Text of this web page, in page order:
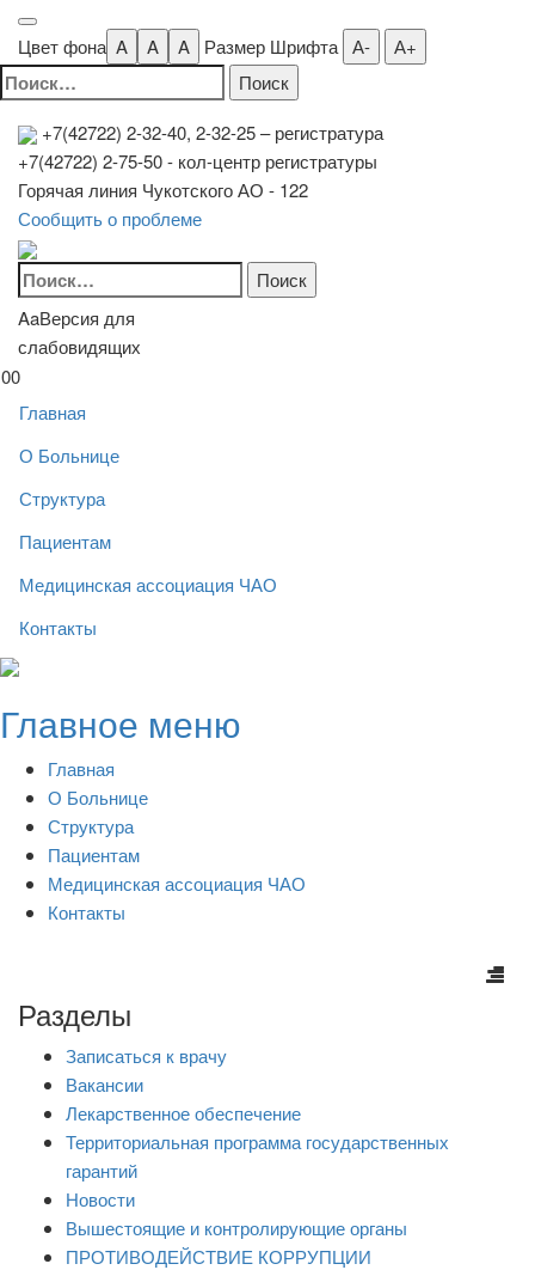
Цвет фона A A A Размер Шрифта А- А+
Найти:
+7(42722) 2-32-40, 2-32-25– регистратура
+7(42722) 2-75-50 - кол-центр регистратуры
Горячая линия Чукотского АО - 122
Сообщить о проблеме
Найти:
AaВерсия для
слабовидящих
00
Главная
О Больнице
Структура
Пациентам
Медицинская ассоциация ЧАО
Контакты
Skip
content
Главное меню
Главная
О Больнице
Структура
Пациентам
Медицинская ассоциация ЧАО
Контакты
Разделы
Записаться к врачу
Вакансии
Лекарственное обеспечение
Территориальная программа государственных
гарантий
Новости
Вышестоящие и контролирующие органы
ПРОТИВОДЕЙСТВИЕ КОРРУПЦИИ